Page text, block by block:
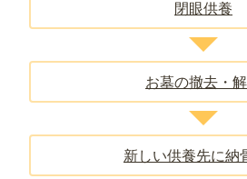
閉眼供養
お墓の撤去・
新しい供養先に納